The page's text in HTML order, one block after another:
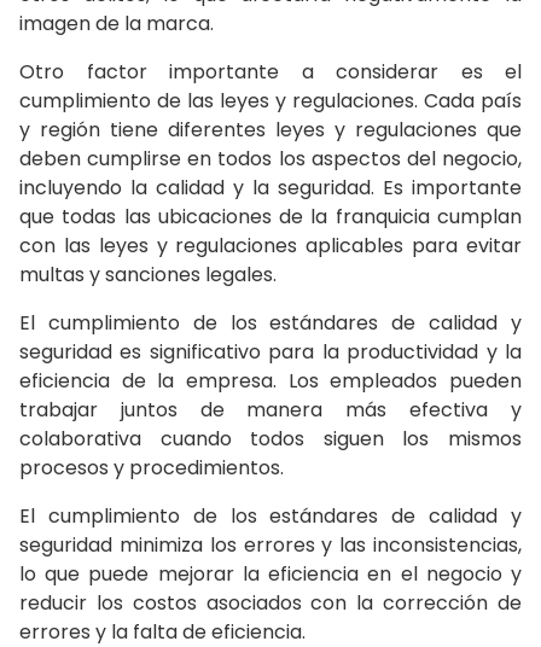
imagen de la marca.
Otro factor importante a considerar es el
cumplimiento de las leyes y regulaciones. Cada país
y región tiene diferentes leyes y regulaciones que
deben cumplirse en todos los aspectos del negocio,
incluyendo la calidad y la seguridad. Es importante
que todas las ubicaciones de la franquicia cumplan
con las leyes y regulaciones aplicables para evitar
multas y sanciones legales.
El cumplimiento de los estándares de calidad y
seguridad es significativo para la productividad y la
eficiencia de la empresa. Los empleados pueden
trabajar juntos de manera más efectiva y
colaborativa cuando todos siguen los mismos
procesos y procedimientos.
El cumplimiento de los estándares de calidad y
seguridad minimiza los errores y las inconsistencias,
lo que puede mejorar la eficiencia en el negocio y
reducir los costos asociados con la corrección de
errores y la falta de eficiencia.